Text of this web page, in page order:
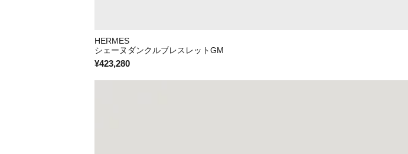
HERMES
シェーヌダンクルブレスレットGM
¥423,280